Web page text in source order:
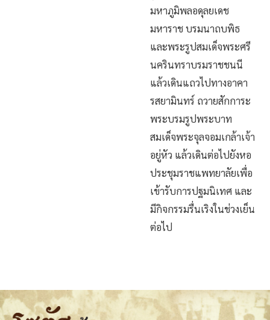
มหาภูมิพลอดุลยเดช
มหาราช บรมนาถบพิธ
และพระรูปสมเด็จพระศรี
นครินทราบรมราชชนนี
แล้วเดินแถวไปทางอาคา
รสยามินทร์ ถวายสักการะ
พระบรมรูปพระบาท
สมเด็จพระจุลจอมเกล้าเจ้า
อยู่หัว แล้วเดินต่อไปยังหอ
ประชุมราชแพทยาลัยเพื่อ
เข้ารับการปฐมนิเทศ และ
มีกิจกรรมรื่นเริงในช่วงเย็น
ต่อไป